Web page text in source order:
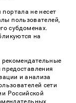
портала не несет
пользователей,
субдоменах.
на
и анализа
сети
Российской